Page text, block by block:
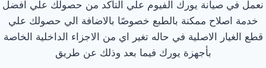
نعمل في صيانة يورك الفيوم علي التأكد من حصولك علي افضل
خدمة اصلاح ممكنة بالطبع خصوصًا بالاضافة الي حصولك علي
قطع الغيار الاصلية في حاله تغير اي من الاجزاء الداخلية الخاصة
بأجهزة يورك فيما بعد وذلك عن طريق